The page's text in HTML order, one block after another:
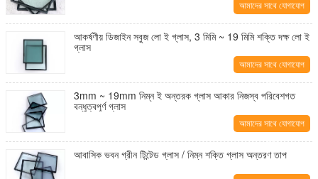
আমাদের সাথে যোগাযোগ
করুন
আকর্ষণীয় ডিজাইন সবুজ লো ই গ্লাস, 3 মিমি ~ 19 মিমি শক্তি দক্ষ লো ই
গ্লাস
আমাদের সাথে যোগাযোগ
করুন
3mm ~ 19mm নিম্ন ই অন্তরক গ্লাস আকার নিজস্ব পরিবেশগত
বন্ধুত্বপূর্ণ গ্লাস
আমাদের সাথে যোগাযোগ
করুন
আবাসিক ভবন গ্রীন টিন্টেড গ্লাস / নিম্ন শক্তি গ্লাস অন্তরণ তাপ